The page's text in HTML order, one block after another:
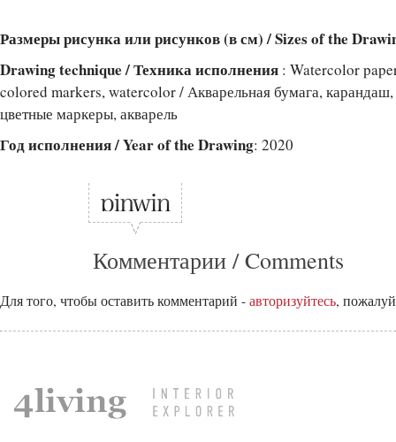
Размеры рисунка или рисунков (в см) / Sizes of the
Drawing technique / Техника исполнения : Watercolor
colored markers, watercolor / Акварельная бумага,
цветные маркеры, акварель
Год исполнения / Year of the Drawing: 2020
Комментарии / Comments
Для того, чтобы оставить комментарий - авторизуйтесь,